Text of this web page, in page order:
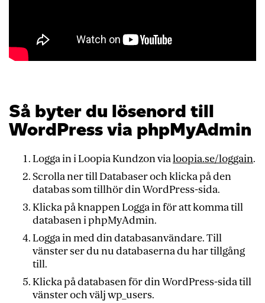
Så byter du lösenord till
WordPress via phpMyAdmin
Logga in i Loopia Kundzon vialoopia.se/loggain.
Scrolla ner till Databaser och klicka på den
databas som tillhör din WordPress-sida.
Klicka på knappen Logga in för att komma till
databasen i phpMyAdmin.
Logga in med din databasanvändare. Till
vänster ser du nu databaserna du har tillgång
till.
Klicka på databasen för din WordPress-sida till
vänster och välj wp_users.